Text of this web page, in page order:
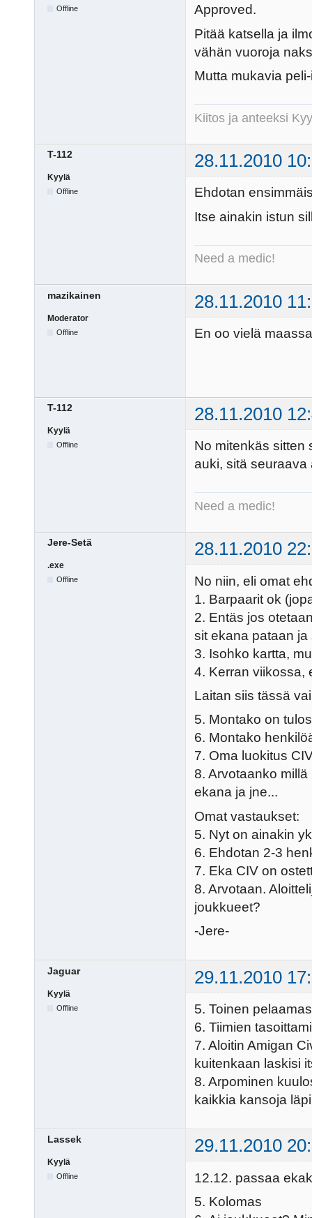
Offline
Approved.
Pitää katsella ja
vähän vuoroja
Mutta mukavia
Kiitos ja anteeksi
T-112 28.11.2010
Kyylä
Offline
Ehdotan
Itse ainakin istun
Need a medic!
mazikainen 28.11.2010
Moderator
Offline En oo vielä
T-112 28.11.2010
Kyylä
Offline
No mitenkäs sitten
auki, sitä seuraava
Need a medic!
Jere-Setä 28.11.2010
.exe
Offline
No niin, eli omat
1. Barpaarit ok
2. Entäs jos
sit ekana pataan
3. Isohko kartta,
4. Kerran viikossa,
Laitan siis tässä
5. Montako on
6. Montako
7. Oma luokitus
8. Arvotaanko
ekana ja jne...
Omat vastaukset:
5. Nyt on ainakin
6. Ehdotan 2-3
7. Eka CIV on
8. Arvotaan.
joukkueet?
-Jere-
Jaguar 29.11.2010
Kyylä
Offline
5. Toinen
6. Tiimien
7. Aloitin Amigan
kuitenkaan laskisi
8. Arpominen
kaikkia kansoja
Lassek 29.11.2010
Kyylä
Offline
12.12. passaa
5. Kolomas